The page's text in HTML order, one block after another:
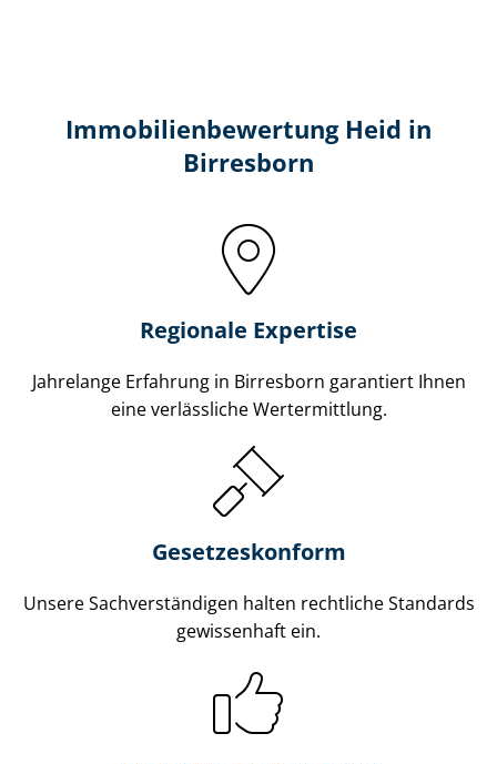
Immobilien­bewertung Heid in
Birresborn
Regionale Expertise
Jahrelange Erfahrung in Birresborn garantiert Ihnen
eine verlässliche Wertermittlung.
Gesetzes­konform
Unsere Sach­ver­stän­di­gen halten rechtliche Standards
gewissenhaft ein.